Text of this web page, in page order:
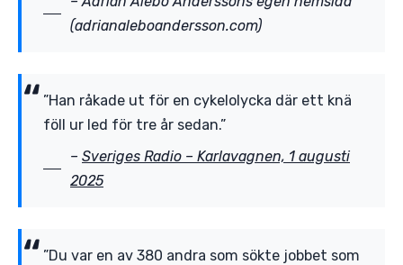
(adrianaleboandersson.com)
”Han råkade ut för en cykelolycka där ett knä
föll ur led för tre år sedan.”
– Sveriges Radio – Karlavagnen, 1 augusti
2025
”Du var en av 380 andra som sökte jobbet som